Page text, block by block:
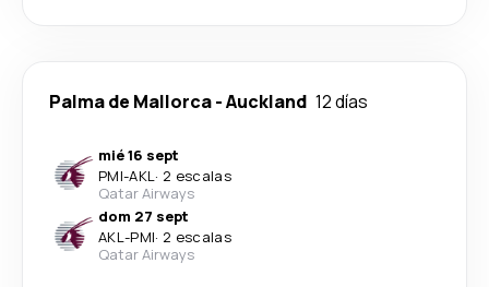
Palma de Mallorca-Auckland 12 días
mié 16 sept
PMI-AKL· 2 escalas
Qatar Airways
dom 27 sept
AKL-PMI· 2 escalas
Qatar Airways